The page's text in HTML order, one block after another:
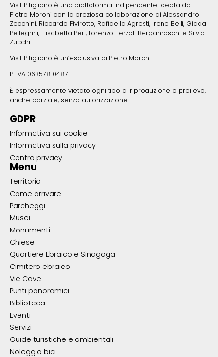
Visit Pitigliano è una piattaforma indipendente ideata da
Pietro Moroni con la preziosa collaborazione di Alessandro
Zecchini, Riccardo Pivirotto, Raffaella Agresti, Irene Belli, Giada
Pellegrini, Elisabetta Peri, Lorenzo Terzoli Bergamaschi e Silvia
Zucchi.
Visit Pitigliano è un’esclusiva di Pietro Moroni.
P. IVA 06357810487
È espressamente vietato ogni tipo di riproduzione o prelievo,
anche parziale, senza autorizzazione.
GDPR
Informativa sui cookie
Informativa sulla privacy
Centro privacy
Menu
Territorio
Come arrivare
Parcheggi
Musei
Monumenti
Chiese
Quartiere Ebraico e Sinagoga
Cimitero ebraico
Vie Cave
Punti panoramici
Biblioteca
Eventi
Servizi
Guide turistiche e ambientali
Noleggio bici